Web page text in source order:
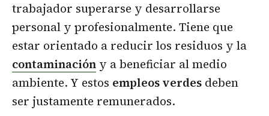
trabajador superarse y desarrollarse
personal y profesionalmente. Tiene que
estar orientado a reducir los residuos y la
contaminación y a beneficiar al medio
ambiente. Y estos empleos verdes deben
ser justamente remunerados.